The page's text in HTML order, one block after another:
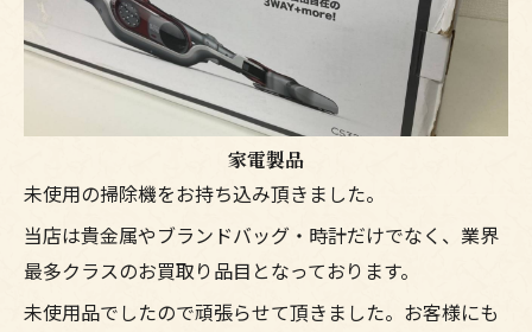
家電製品
未使用の掃除機をお持ち込み頂きました。
当店は貴金属やブランドバッグ・時計だけでなく、業界
最多クラスのお買取り品目となっております。
未使用品でしたので頑張らせて頂きました。お客様にも